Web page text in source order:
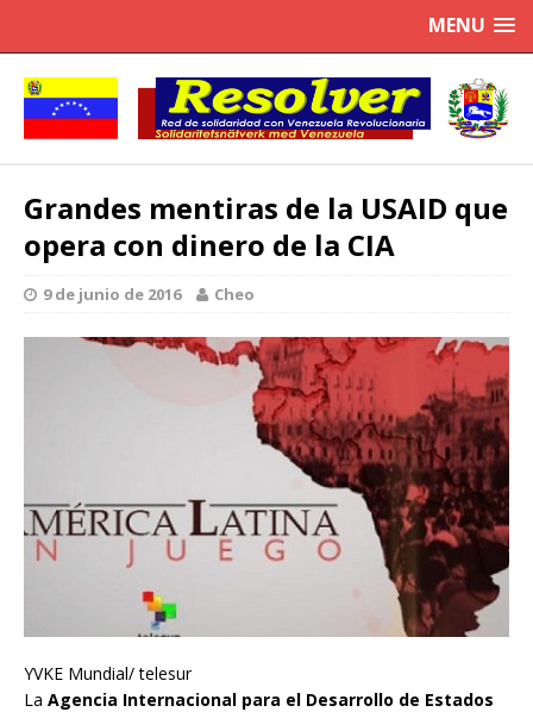
MENU
Grandes mentiras de la USAID que
opera con dinero de la CIA
9 de junio de 2016 Cheo
YVKE Mundial/ telesur
La Agencia Internacional para el Desarrollo de Estados